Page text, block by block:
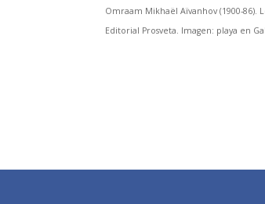
Omraam Mikhaël Aïvanhov (1900-86).
Editorial Prosveta. Imagen: playa en